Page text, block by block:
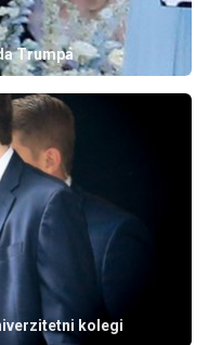
Trumpa
kolegi